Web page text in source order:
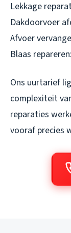
Lekkage
Dakdoorvoer
Afvoer
Blaas
Ons uurtarief
complexiteit
reparaties
vooraf precies